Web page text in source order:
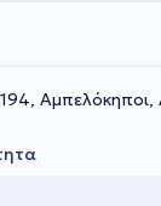
Αμπελόκηποι,